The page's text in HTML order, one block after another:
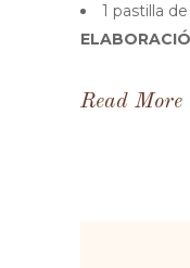
1 pastilla
Read More